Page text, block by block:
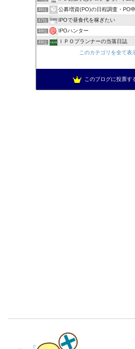
46位 公募増資(PO)の日程調査・PO
47位 IPOで昼食代を稼ぎたい
48位 IPOハンター
49位 ＩＰＯプランナーの当落日誌
新規公開株で1000万への道！
このカテゴリを全て表
このブログに投票す